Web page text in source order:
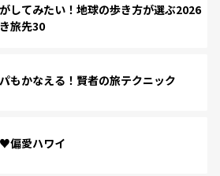
してみたい！地球の歩き方が選ぶ2026
旅先30
もかなえる！賢者の旅テクニック
偏愛ハワイ